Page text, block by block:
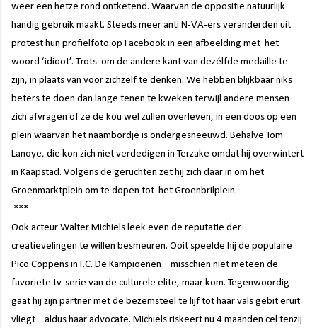
weer een hetze rond ontketend. Waarvan de oppositie natuurlijk
handig gebruik maakt. Steeds meer anti N-VA-ers veranderden uit
protest hun profielfoto op Facebook in een afbeelding met het
woord ‘idioot’. Trots om de andere kant van dezélfde medaille te
zijn, in plaats van voor zichzelf te denken. We hebben blijkbaar niks
beters te doen dan lange tenen te kweken terwijl andere mensen
zich afvragen of ze de kou wel zullen overleven, in een doos op een
plein waarvan het naambordje is ondergesneeuwd. Behalve Tom
Lanoye, die kon zich niet verdedigen in Terzake omdat hij overwintert
in Kaapstad. Volgens de geruchten zet hij zich daar in om het
Groenmarktplein om te dopen tot het Groenbrilplein.
***
Ook acteur Walter Michiels leek even de reputatie der
creatievelingen te willen besmeuren. Ooit speelde hij de populaire
Pico Coppens in F.C. De Kampioenen – misschien niet meteen de
favoriete tv-serie van de culturele elite, maar kom. Tegenwoordig
gaat hij zijn partner met de bezemsteel te lijf tot haar vals gebit eruit
vliegt – aldus haar advocate. Michiels riskeert nu 4 maanden cel tenzij